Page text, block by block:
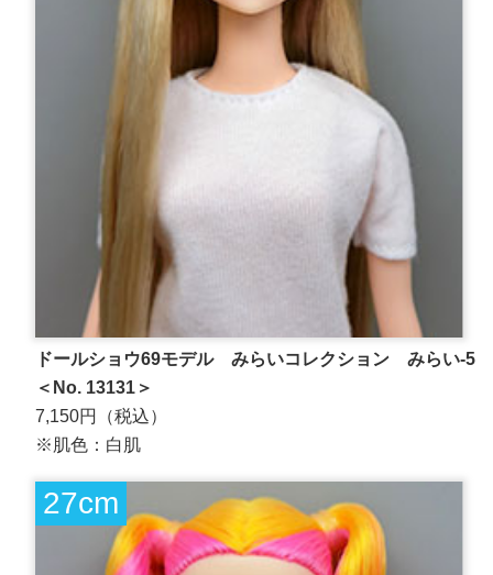
ドールショウ69モデル みらいコレクション みらい-5
＜No. 13131＞
7,150円（税込）
※肌色：白肌
27cm